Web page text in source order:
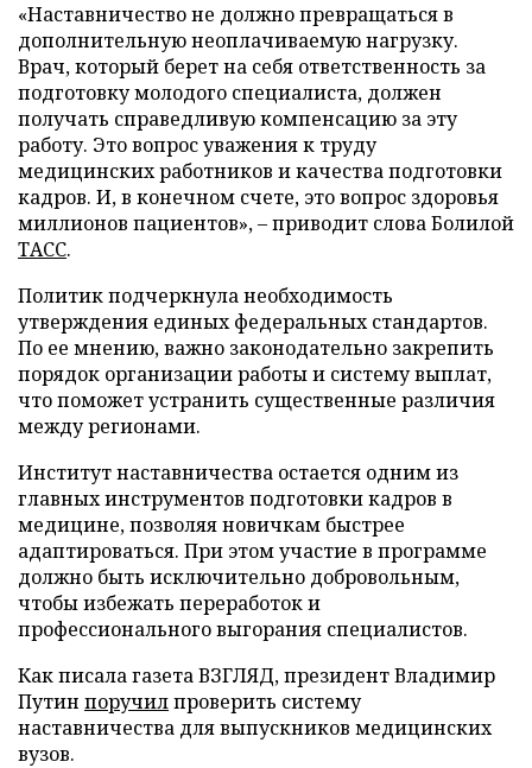
«Наставничество не должно превращаться в
дополнительную неоплачиваемую нагрузку.
Врач, который берет на себя ответственность за
подготовку молодого специалиста, должен
получать справедливую компенсацию за эту
работу. Это вопрос уважения к труду
медицинских работников и качества подготовки
кадров. И, в конечном счете, это вопрос здоровья
миллионов пациентов», – приводит слова Болилой
ТАСС.
Политик подчеркнула необходимость
утверждения единых федеральных стандартов.
По ее мнению, важно законодательно закрепить
порядок организации работы и систему выплат,
что поможет устранить существенные различия
между регионами.
Институт наставничества остается одним из
главных инструментов подготовки кадров в
медицине, позволяя новичкам быстрее
адаптироваться. При этом участие в программе
должно быть исключительно добровольным,
чтобы избежать переработок и
профессионального выгорания специалистов.
Как писала газета ВЗГЛЯД, президент Владимир
Путин поручилпроверить систему
наставничества для выпускников медицинских
вузов.